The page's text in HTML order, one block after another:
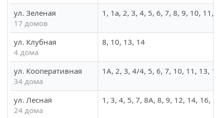
ул. Зеленая
17 домов
1, 1а, 2, 3, 4, 5, 6, 7, 8, 9, 10, 11,
ул. Клубная
4 дома
8, 10, 13, 14
ул. Кооперативная
34 дома
1А, 2, 3, 4/4, 5, 6, 7, 10, 11, 13,
ул. Лесная
24 дома
1, 3, 4, 5, 7, 8А, 8, 9, 12, 14, 16,